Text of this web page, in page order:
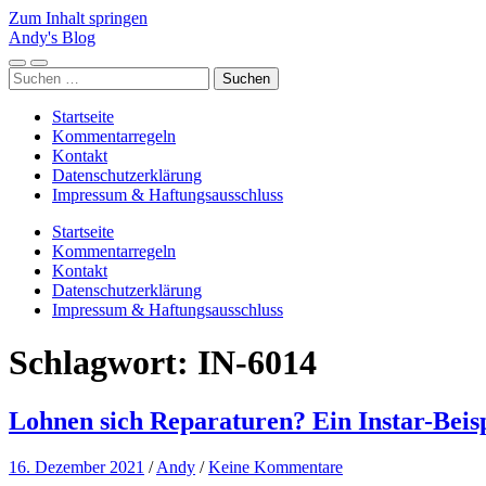
Zum Inhalt springen
Andy's Blog
Mobile-
Menü
Suchfeld
ein-/ausblenden
Suchen
nach:
Startseite
Kommentarregeln
Kontakt
Datenschutzerklärung
Impressum & Haftungsausschluss
Startseite
Kommentarregeln
Kontakt
Datenschutzerklärung
Impressum & Haftungsausschluss
Schlagwort: IN-6014
Lohnen sich Reparaturen? Ein Instar-
16. Dezember 2021 /Andy /Keine Kommentare